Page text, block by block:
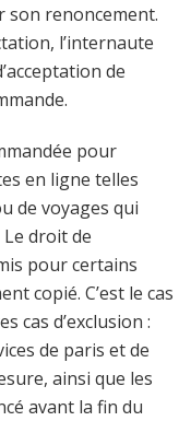
son renoncement.
l’internaute
de
pour
en ligne telles
de voyages qui
droit de
pour certains
copié. C’est le cas
cas d’exclusion :
de paris et de
ainsi que les
avant la fin du